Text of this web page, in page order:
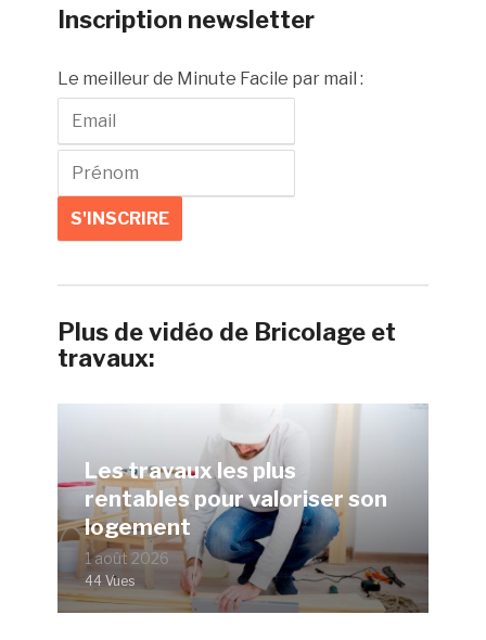
Inscription newsletter
Le meilleur de Minute Facile par mail :
Plus de vidéo de Bricolage et
travaux:
Les travaux les plus
rentables pour valoriser son
logement
1 août 2026
44 Vues